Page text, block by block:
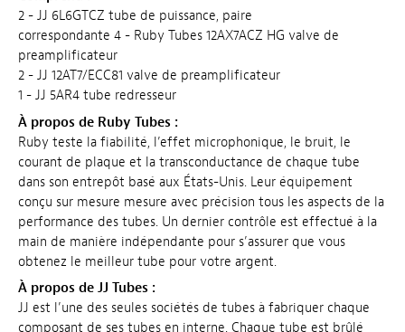
2 - JJ 6L6GTCZ tube de puissance, paire
correspondante 4 - Ruby Tubes 12AX7ACZ HG valve de
preamplificateur
2 - JJ 12AT7/ECC81 valve de preamplificateur
1 - JJ 5AR4 tube redresseur
À propos de Ruby Tubes :
Ruby teste la fiabilité, l’effet microphonique, le bruit, le
courant de plaque et la transconductance de chaque tube
dans son entrepôt basé aux États-Unis. Leur équipement
conçu sur mesure mesure avec précision tous les aspects de la
performance des tubes. Un dernier contrôle est effectué à la
main de manière indépendante pour s’assurer que vous
obtenez le meilleur tube pour votre argent.
À propos de JJ Tubes :
JJ est l’une des seules sociétés de tubes à fabriquer chaque
composant de ses tubes en interne. Chaque tube est brûlé